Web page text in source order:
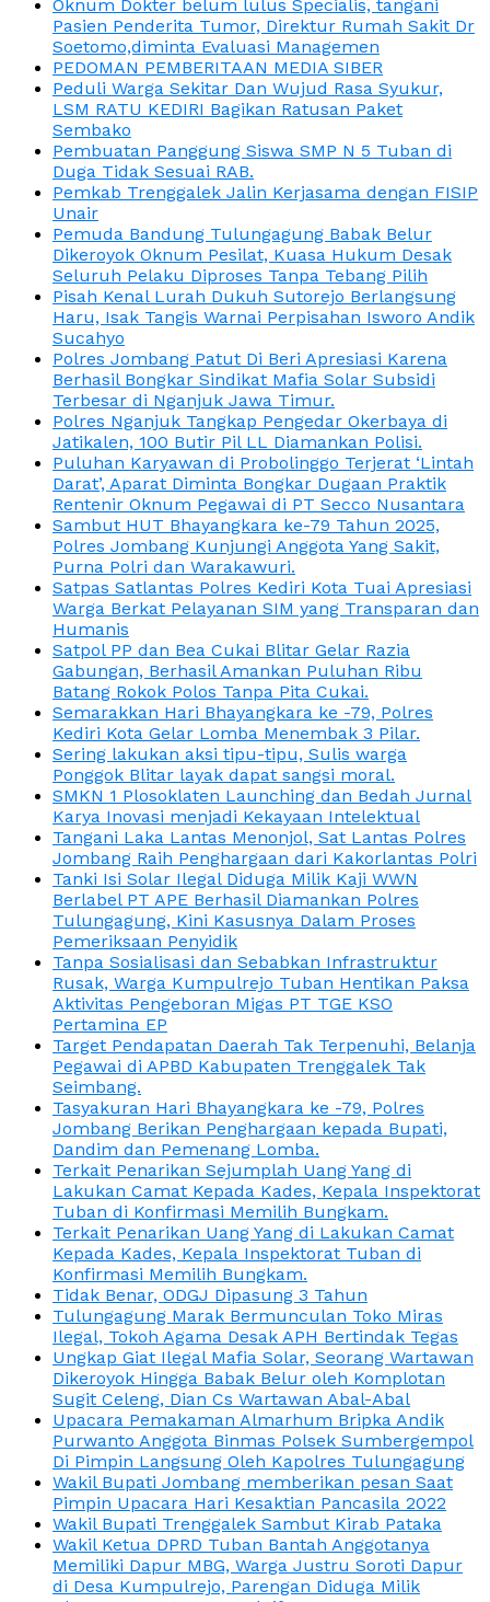
Oknum Dokter belum lulus Specialis, tangani
Pasien Penderita Tumor, Direktur Rumah Sakit Dr
Soetomo,diminta Evaluasi Managemen
PEDOMAN PEMBERITAAN MEDIA SIBER
Peduli Warga Sekitar Dan Wujud Rasa Syukur,
LSM RATU KEDIRI Bagikan Ratusan Paket
Sembako
Pembuatan Panggung Siswa SMP N 5 Tuban di
Duga Tidak Sesuai RAB.
Pemkab Trenggalek Jalin Kerjasama dengan FISIP
Unair
Pemuda Bandung Tulungagung Babak Belur
Dikeroyok Oknum Pesilat, Kuasa Hukum Desak
Seluruh Pelaku Diproses Tanpa Tebang Pilih
Pisah Kenal Lurah Dukuh Sutorejo Berlangsung
Haru, Isak Tangis Warnai Perpisahan Isworo Andik
Sucahyo
Polres Jombang Patut Di Beri Apresiasi Karena
Berhasil Bongkar Sindikat Mafia Solar Subsidi
Terbesar di Nganjuk Jawa Timur.
Polres Nganjuk Tangkap Pengedar Okerbaya di
Jatikalen, 100 Butir Pil LL Diamankan Polisi.
Puluhan Karyawan di Probolinggo Terjerat ‘Lintah
Darat’, Aparat Diminta Bongkar Dugaan Praktik
Rentenir Oknum Pegawai di PT Secco Nusantara
Sambut HUT Bhayangkara ke-79 Tahun 2025,
Polres Jombang Kunjungi Anggota Yang Sakit,
Purna Polri dan Warakawuri.
Satpas Satlantas Polres Kediri Kota Tuai Apresiasi
Warga Berkat Pelayanan SIM yang Transparan dan
Humanis
Satpol PP dan Bea Cukai Blitar Gelar Razia
Gabungan, Berhasil Amankan Puluhan Ribu
Batang Rokok Polos Tanpa Pita Cukai.
Semarakkan Hari Bhayangkara ke -79, Polres
Kediri Kota Gelar Lomba Menembak 3 Pilar.
Sering lakukan aksi tipu-tipu, Sulis warga
Ponggok Blitar layak dapat sangsi moral.
SMKN 1 Plosoklaten Launching dan Bedah Jurnal
Karya Inovasi menjadi Kekayaan Intelektual
Tangani Laka Lantas Menonjol, Sat Lantas Polres
Jombang Raih Penghargaan dari Kakorlantas Polri
Tanki Isi Solar Ilegal Diduga Milik Kaji WWN
Berlabel PT APE Berhasil Diamankan Polres
Tulungagung, Kini Kasusnya Dalam Proses
Pemeriksaan Penyidik
Tanpa Sosialisasi dan Sebabkan Infrastruktur
Rusak, Warga Kumpulrejo Tuban Hentikan Paksa
Aktivitas Pengeboran Migas PT TGE KSO
Pertamina EP
Target Pendapatan Daerah Tak Terpenuhi, Belanja
Pegawai di APBD Kabupaten Trenggalek Tak
Seimbang.
Tasyakuran Hari Bhayangkara ke -79, Polres
Jombang Berikan Penghargaan kepada Bupati,
Dandim dan Pemenang Lomba.
Terkait Penarikan Sejumplah Uang Yang di
Lakukan Camat Kepada Kades, Kepala Inspektorat
Tuban di Konfirmasi Memilih Bungkam.
Terkait Penarikan Uang Yang di Lakukan Camat
Kepada Kades, Kepala Inspektorat Tuban di
Konfirmasi Memilih Bungkam.
Tidak Benar, ODGJ Dipasung 3 Tahun
Tulungagung Marak Bermunculan Toko Miras
Ilegal, Tokoh Agama Desak APH Bertindak Tegas
Ungkap Giat Ilegal Mafia Solar, Seorang Wartawan
Dikeroyok Hingga Babak Belur oleh Komplotan
Sugit Celeng, Dian Cs Wartawan Abal-Abal
Upacara Pemakaman Almarhum Bripka Andik
Purwanto Anggota Binmas Polsek Sumbergempol
Di Pimpin Langsung Oleh Kapolres Tulungagung
Wakil Bupati Jombang memberikan pesan Saat
Pimpin Upacara Hari Kesaktian Pancasila 2022
Wakil Bupati Trenggalek Sambut Kirab Pataka
Wakil Ketua DPRD Tuban Bantah Anggotanya
Memiliki Dapur MBG, Warga Justru Soroti Dapur
di Desa Kumpulrejo, Parengan Diduga Milik